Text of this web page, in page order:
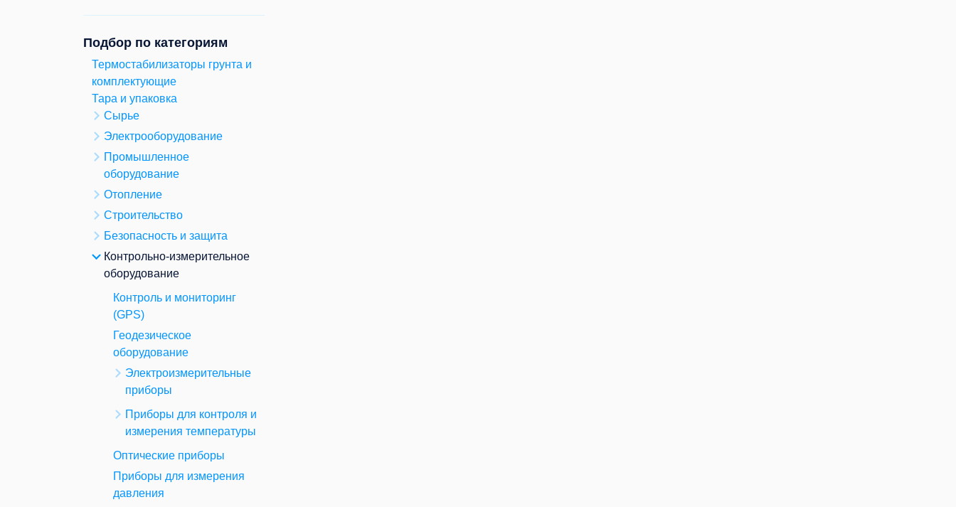
Подбор по категориям
Термостабилизаторы грунта и
комплектующие
Тара и упаковка
Сырье
Электрооборудование
Промышленное
оборудование
Отопление
Строительство
Безопасность и защита
Контрольно-измерительное
оборудование
Контроль и мониторинг
(GPS)
Геодезическое
оборудование
Электроизмерительные
приборы
Приборы для контроля и
измерения температуры
Оптические приборы
Приборы для измерения
давления